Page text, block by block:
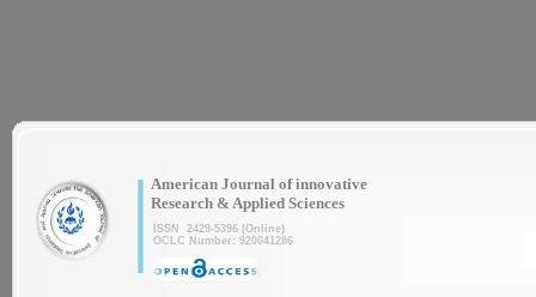
American Journal of innovative
Research & Applied Sciences
ISSN 2429-5396 (Online)
OCLC Number: 920041286
|